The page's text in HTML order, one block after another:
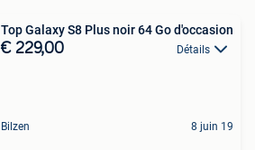
Top Galaxy S8 Plus noir 64 Go d'occasion
€ 229,00 Détails
Bilzen 8 juin 19